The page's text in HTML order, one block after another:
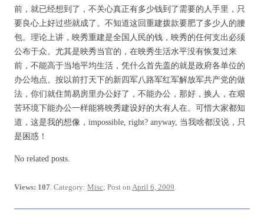
前，就已经想到了，不关心真正有多少钱到了需要的人手里，只
要良心上好过些就成了。不知道这回重建拨款要肥了多少人的腰
包。理论上讲，映秀重建是全国人民的钱，映秀的任何支出必须
公布于众。尤其是映秀当官的，在映秀生活水平没有恢复过来
前，不能高于当地平均生活，凭什么首先盖的就是政府各单位的
办公地点。按以前打天下的新四军八路军红军解放军共产党的做
法，你们就住简易房里办公好了，不能办公，那好，换人，在艰
苦环境下能办公一样能将映秀建设好的大有人在。可惜大家都知
道，这是我的想像，impossible, right? anyway, 当我啥都没说，只
是困惑！
No related posts.
Views: 107. Category: Misc; Post on April 6, 2009.